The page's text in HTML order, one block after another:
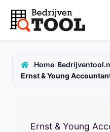
Home›
Ernst & Young
Ernst & Young